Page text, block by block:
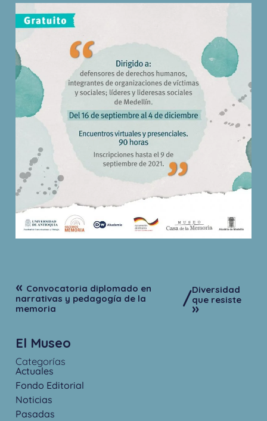
« Convocatoria diplomado en
narrativas y pedagogía de la
memoria
/Diversidad
que resiste
»
El Museo
Categorías
Actuales
Fondo Editorial
Noticias
Pasadas